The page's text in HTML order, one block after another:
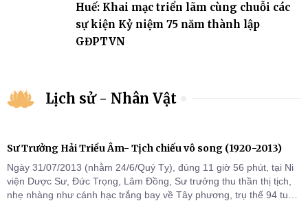
Huế: Khai mạc triển lãm cùng chuỗi các
sự kiện Kỷ niệm 75 năm thành lập
GĐPTVN
Lịch sử - Nhân Vật
Sư Trưởng Hải Triều Âm- Tịch chiếu vô song (1920-2013)
Ngày 31/07/2013 (nhằm 24/6/Quý Tỵ), đúng 11 giờ 56 phút, tại Ni
viện Dược Sư, Đức Trọng, Lâm Đồng, Sư trưởng thu thần thị tịch,
nhẹ nhàng như cánh hạc trắng bay về Tây phương, trụ thế 94 tuổi